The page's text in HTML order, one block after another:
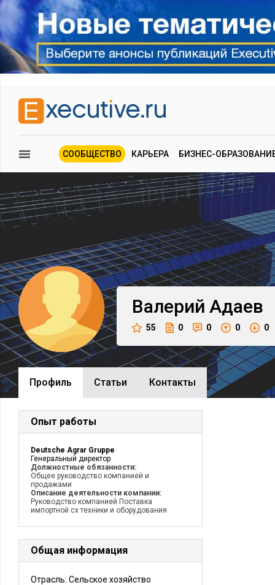
СООБЩЕСТВО КАРЬЕРА БИЗНЕС-
Валерий Адаев
55 0 0 0 0
Профиль Cтатьи Контакты
Опыт работы
Deutsche Agrar Gruppe
Генеральный директор
Должностные обязанности:
Общее руководство компанией и
продажами
Описание деятельности компании:
Руководство компанией.Поставка
импортной сх техники и оборудования
Общая информация
Отрасль: Сельское хозяйство